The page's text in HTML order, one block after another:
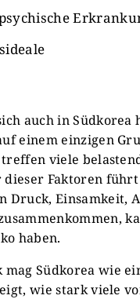
auch in Südkorea
einem einzigen
viele
Faktoren
Druck, Einsamkeit,
haben.
mag Südkorea wie
wie stark viele